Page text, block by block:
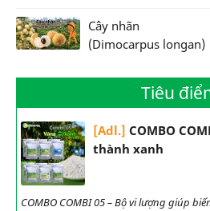
Cây nhãn
(Dimocarpus longan)
Tiêu
[Adl.] COMBO
thành xanh
COMBO COMBI 05 – Bộ vi lượng giúp